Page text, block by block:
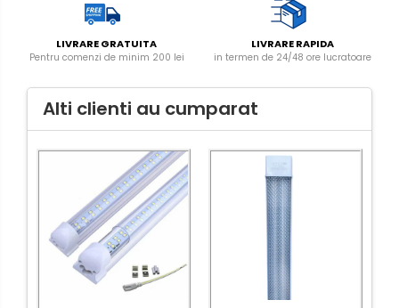
LIVRARE GRATUITA
Pentru comenzi de minim 200 lei
LIVRARE RAPIDA
in termen de 24/48 ore lucratoare
Alti clienti au cumparat